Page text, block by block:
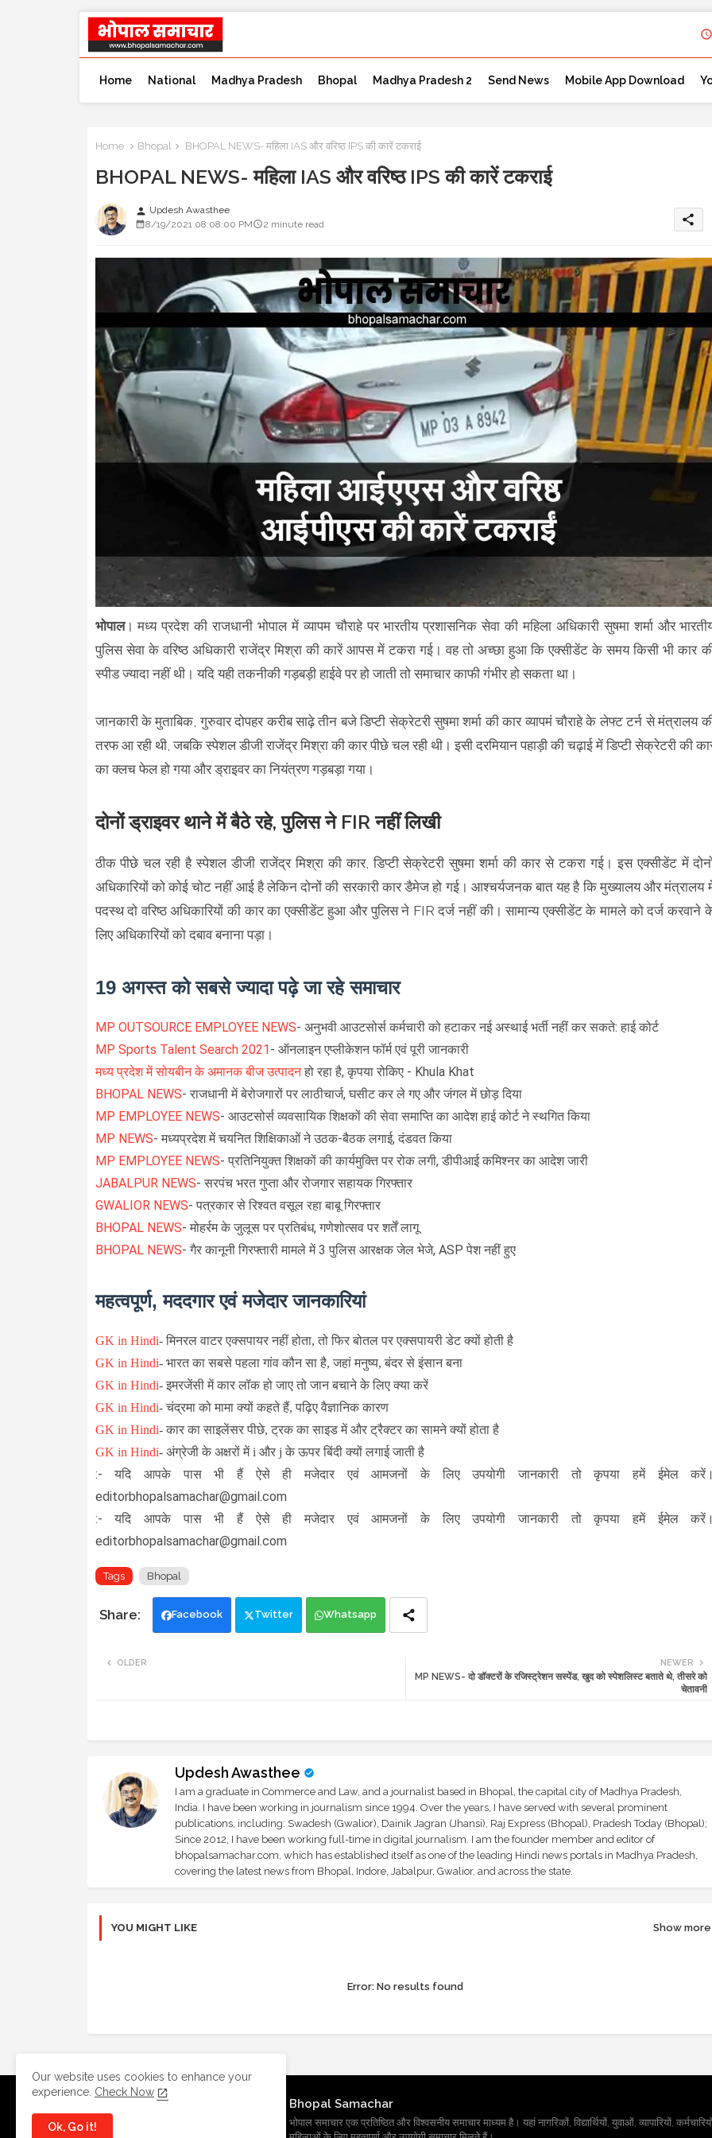
Home National Madhya Pradesh Bhopal Madhya Pradesh 2 Send News Mobile App Download
Home Bhopal BHOPAL NEWS- महिला IAS और वरिष्ठ IPS की कारें टकराई
BHOPAL NEWS- महिला IAS और वरिष्ठ IPS की कारें टकराई
person Updesh Awasthee
8/19/2021 08:08:00 PM
2 minute read share
भोपाल। मध्य प्रदेश की राजधानी भोपाल में व्यापम चौराहे पर भारतीय प्रशासनिक सेवा की महिला अधिकारी सुषमा शर्मा और
पुलिस सेवा के वरिष्ठ अधिकारी राजेंद्र मिश्रा की कारें आपस में टकरा गई। वह तो अच्छा हुआ कि एक्सीडेंट के समय किसी भी कार
स्पीड ज्यादा नहीं थी। यदि यही तकनीकी गड़बड़ी हाईवे पर हो जाती तो समाचार काफी गंभीर हो सकता था।
जानकारी के मुताबिक, गुरुवार दोपहर करीब साढ़े तीन बजे डिप्टी सेक्रेटरी सुषमा शर्मा की कार व्यापमं चौराहे के लेफ्ट टर्न से मंत्रालय
तरफ आ रही थी, जबकि स्पेशल डीजी राजेंद्र मिश्रा की कार पीछे चल रही थी। इसी दरमियान पहाड़ी की चढ़ाई में डिप्टी सेक्रेटरी की
का क्लच फेल हो गया और ड्राइवर का नियंत्रण गड़बड़ा गया।
दोनों ड्राइवर थाने में बैठे रहे, पुलिस ने FIR नहीं लिखी
ठीक पीछे चल रही है स्पेशल डीजी राजेंद्र मिश्रा की कार, डिप्टी सेक्रेटरी सुषमा शर्मा की कार से टकरा गई। इस एक्सीडेंट में
अधिकारियों को कोई चोट नहीं आई है लेकिन दोनों की सरकारी कार डैमेज हो गई। आश्चर्यजनक बात यह है कि मुख्यालय और मंत्रालय
पदस्थ दो वरिष्ठ अधिकारियों की कार का एक्सीडेंट हुआ और पुलिस ने FIR दर्ज नहीं की। सामान्य एक्सीडेंट के मामले को दर्ज करवाने
लिए अधिकारियों को दबाव बनाना पड़ा।
19 अगस्त को सबसे ज्यादा पढ़े जा रहे समाचार
MP OUTSOURCE EMPLOYEE NEWS- अनुभवी आउटसोर्स कर्मचारी को हटाकर नई अस्थाई भर्ती नहीं कर सकते: हाई कोर्ट
MP Sports Talent Search 2021- ऑनलाइन एप्लीकेशन फॉर्म एवं पूरी जानकारी
मध्य प्रदेश में सोयबीन के अमानक बीज उत्पादनहो रहा है, कृपया रोकिए - Khula Khat
BHOPAL NEWS- राजधानी में बेरोजगारों पर लाठीचार्ज, घसीट कर ले गए और जंगल में छोड़ दिया
MP EMPLOYEE NEWS- आउटसोर्स व्यवसायिक शिक्षकों की सेवा समाप्ति का आदेश हाई कोर्ट ने स्थगित किया
MP NEWS- मध्यप्रदेश में चयनित शिक्षिकाओं ने उठक-बैठक लगाई, दंडवत किया
MP EMPLOYEE NEWS- प्रतिनियुक्त शिक्षकों की कार्यमुक्ति पर रोक लगी, डीपीआई कमिश्नर का आदेश जारी
JABALPUR NEWS- सरपंच भरत गुप्ता और रोजगार सहायक गिरफ्तार
GWALIOR NEWS- पत्रकार से रिश्वत वसूल रहा बाबू गिरफ्तार
BHOPAL NEWS- मोहर्रम के जुलूस पर प्रतिबंध, गणेशोत्सव पर शर्तें लागू
BHOPAL NEWS- गैर कानूनी गिरफ्तारी मामले में 3 पुलिस आरक्षक जेल भेजे, ASP पेश नहीं हुए
महत्वपूर्ण, मददगार एवं मजेदार जानकारियां
GK in Hindi- मिनरल वाटर एक्सपायर नहीं होता, तो फिर बोतल पर एक्सपायरी डेट क्यों होती है
GK in Hindi- भारत का सबसे पहला गांव कौन सा है, जहां मनुष्य, बंदर से इंसान बना
GK in Hindi- इमरजेंसी में कार लॉक हो जाए तो जान बचाने के लिए क्या करें
GK in Hindi- चंद्रमा को मामा क्यों कहते हैं, पढ़िए वैज्ञानिक कारण
GK in Hindi- कार का साइलेंसर पीछे, ट्रक का साइड में और ट्रैक्टर का सामने क्यों होता है
GK in Hindi- अंग्रेजी के अक्षरों में i और j के ऊपर बिंदी क्यों लगाई जाती है
:- यदि आपके पास भी हैं ऐसे ही मजेदार एवं आमजनों के लिए उपयोगी जानकारी तो कृपया हमें ईमेल
editorbhopalsamachar@gmail.com
:- यदि आपके पास भी हैं ऐसे ही मजेदार एवं आमजनों के लिए उपयोगी जानकारी तो कृपया हमें ईमेल
editorbhopalsamachar@gmail.com
Tags Bhopal
Facebook Twitter Whatsapp
NEWER
MP NEWS- दो डॉक्टरों के रजिस्ट्रेशन सस्पेंड, खुद को स्पेशलिस्ट बताते थे, तीसरे को
चेतावनी
OLDER
Updesh Awasthee
I am a graduate in Commerce and Law, and a journalist based in Bhopal, the capital city of Madhya Pradesh,
India. I have been working in journalism since 1994. Over the years, I have served with several prominent
publications, including: Swadesh (Gwalior), Dainik Jagran (Jhansi), Raj Express (Bhopal), Pradesh Today (Bhopal);
Since 2012, I have been working full-time in digital journalism. I am the founder member and editor of
bhopalsamachar.com, which has established itself as one of the leading Hindi news portals in Madhya Pradesh,
covering the latest news from Bhopal, Indore, Jabalpur, Gwalior, and across the state.
YOU MIGHT LIKE Show more
Error:No results found
Bhopal Samachar
भोपाल समाचार एक प्रतिष्ठित और विश्वसनीय समाचार माध्यम है। यहां नागरिकों, विद्यार्थियों, युवाओं, व्यापारियों,
Our website uses cookies to enhance your
experience. Check Now
Ok, Go it!